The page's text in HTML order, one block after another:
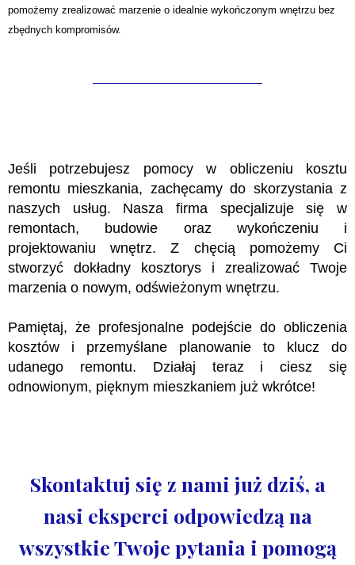
pomożemy zrealizować marzenie o idealnie wykończonym wnętrzu bez
zbędnych kompromisów.
Jeśli potrzebujesz pomocy w obliczeniu kosztu
remontu mieszkania, zachęcamy do skorzystania z
naszych usług. Nasza firma specjalizuje się w
remontach, budowie oraz wykończeniu i
projektowaniu wnętrz. Z chęcią pomożemy Ci
stworzyć dokładny kosztorys i zrealizować Twoje
marzenia o nowym, odświeżonym wnętrzu.
Pamiętaj, że profesjonalne podejście do obliczenia
kosztów i przemyślane planowanie to klucz do
udanego remontu. Działaj teraz i ciesz się
odnowionym, pięknym mieszkaniem już wkrótce!
Skontaktuj się z nami już dziś, a
nasi eksperci odpowiedzą na
wszystkie Twoje pytania i pomogą